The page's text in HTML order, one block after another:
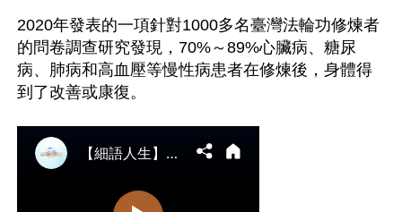
2020年發表的一項針對1000多名臺灣法輪功修煉者
的問卷調查研究發現，70%～89%心臟病、糖尿
病、肺病和高血壓等慢性病患者在修煉後，身體得
到了改善或康復。